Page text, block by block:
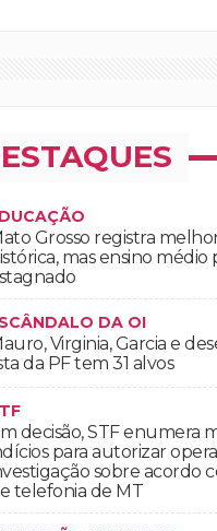
Grosso registra
mas ensino
DA OI
Virginia, Garcia e
da PF tem 31 alvos
decisão, STF enumera
para autorizar
sobre acordo
telefonia de MT